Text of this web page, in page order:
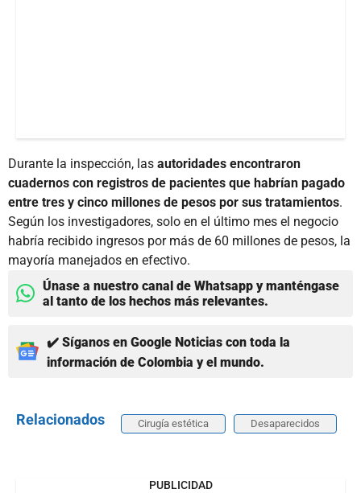
Durante la inspección, las autoridades encontraron
cuadernos con registros de pacientes que habrían pagado
entre tres y cinco millones de pesos por sus tratamientos.
Según los investigadores, solo en el último mes el negocio
habría recibido ingresos por más de 60 millones de pesos, la
mayoría manejados en efectivo.
Únase a nuestro canal de Whatsapp y manténgase
al tanto de los hechos más relevantes.
✔️ Síganos en Google Noticias con toda la
información de Colombia y el mundo.
Relacionados Cirugía estética Desaparecidos
PUBLICIDAD